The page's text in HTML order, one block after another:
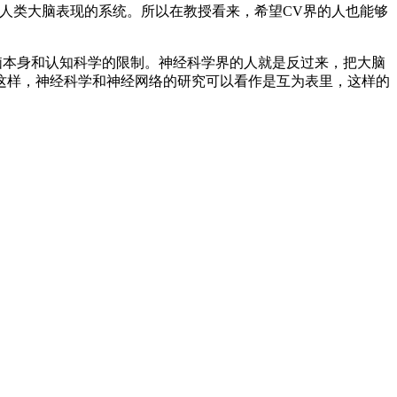
大脑表现的系统。所以在教授看来，希望CV界的人也能够
和认知科学的限制。神经科学界的人就是反过来，把大脑
，神经科学和神经网络的研究可以看作是互为表里，这样的